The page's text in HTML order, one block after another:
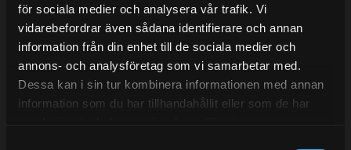
för sociala medier och analysera vår trafik. Vi
vidarebefordrar även sådana identifierare och annan
information från din enhet till de sociala medier och
annons- och analysföretag som vi samarbetar med.
Dessa kan i sin tur kombinera informationen med annan
information som du har tillhandahållit eller som de har
Lunchstängt 12:00-13:00
Tel:031- 51 66 60
E-post: info@streetperformance.se